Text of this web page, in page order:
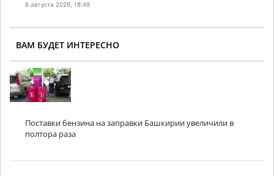
6 августа 2026, 18:49
ВАМ БУДЕТ ИНТЕРЕСНО
Поставки бензина на заправки Башкирии увеличили в
полтора раза